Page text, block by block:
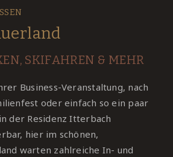
SKIFAHREN & MEHR
Business-Veranstaltung, nach
oder einfach so ein paar
der Residenz Itterbach
hier im schönen,
warten zahlreiche In- und